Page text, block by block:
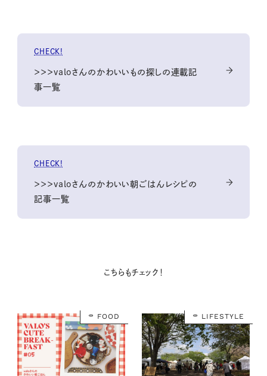
CHECK!
＞＞＞valoさんのかわいいもの探しの連載記
事一覧
CHECK!
＞＞＞valoさんのかわいい朝ごはんレシピの
記事一覧
こちらもチェック！
FOOD LIFESTYLE